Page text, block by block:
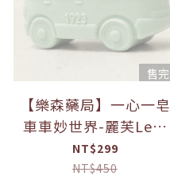
售完
【樂森藥局】一心一皂
車車妙世界-麗芙Leaf
-潤膚嬰幼兒弱酸皂
100g(±10g/入) 新生
NT$299
NT$450